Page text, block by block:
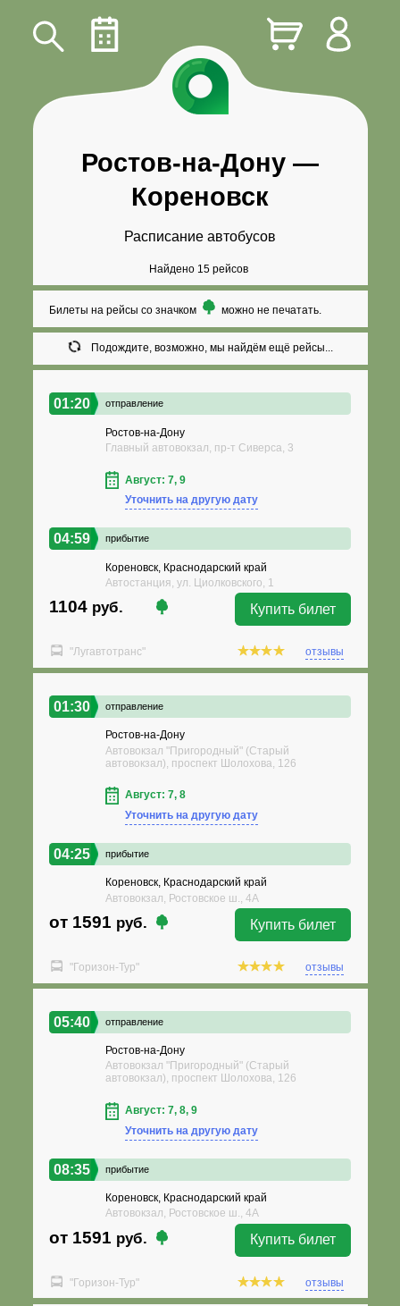
Ростов-на-Дону —
Кореновск
Расписание автобусов
Найдено 15 рейсов
Билеты на рейсы со значком можно не печатать.
Подождите, возможно, мы найдём ещё рейсы...
01:20 отправление
Ростов-на-Дону
Главный автовокзал, пр-т Сиверса, 3
Август: 7, 9
Уточнить на другую дату
04:59 прибытие
Кореновск, Краснодарский край
Автостанция, ул. Циолковского, 1
1104 руб. Купить билет
"Лугавтотранс" отзывы
01:30 отправление
Ростов-на-Дону
Автовокзал "Пригородный" (Старый
автовокзал), проспект Шолохова, 126
Август: 7, 8
Уточнить на другую дату
04:25 прибытие
Кореновск, Краснодарский край
Автовокзал, Ростовское ш., 4А
от 1591 руб. Купить билет
"Горизон-Тур" отзывы
05:40 отправление
Ростов-на-Дону
Автовокзал "Пригородный" (Старый
автовокзал), проспект Шолохова, 126
Август: 7, 8, 9
Уточнить на другую дату
08:35 прибытие
Кореновск, Краснодарский край
Автовокзал, Ростовское ш., 4А
от 1591 руб. Купить билет
"Горизон-Тур" отзывы